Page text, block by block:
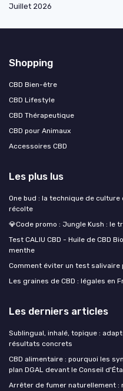
Juillet 2026
Shopping
CBD Bien-être
CBD Lifestyle
CBD Thérapeutique
CBD pour Animaux
Accessoires CBD
Les plus lus
One bud : la technique de
récolte
💎Code promo : Jungle Kush : le
Test CALIU CBD - Huile de CBD
menthe
Comment éviter un test salivaire
Les graines de CBD : légales en
Les derniers articles
Sublingual, inhalé, topique :
résultats concrets
CBD alimentaire : pourquoi les
plan DGAL devant le Conseil
Arrêter de fumer naturellement